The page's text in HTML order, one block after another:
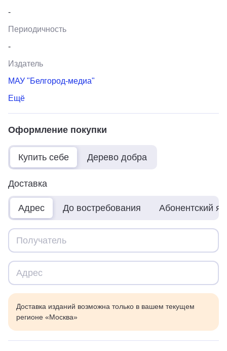
-
Периодичность
-
Издатель
МАУ "Белгород-медиа"
Ещё
Оформление покупки
Купить себе Дерево добра
Доставка
Адрес До востребования Абонентский
Доставка изданий возможна только в вашем текущем
регионе «Москва»